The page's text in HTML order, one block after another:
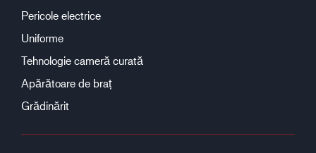
Pericole electrice
Uniforme
Tehnologie cameră curată
Apărătoare de braț
Grădinărit